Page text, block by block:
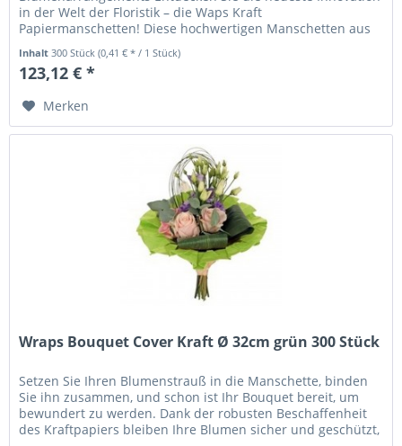
in der Welt der Floristik – die Waps Kraft
Papiermanschetten! Diese hochwertigen Manschetten aus
Inhalt 300 Stück(0,41 € * / 1 Stück)
123,12 € *
Merken
Wraps Bouquet Cover Kraft Ø 32cm grün 300 Stück
Setzen Sie Ihren Blumenstrauß in die Manschette, binden
Sie ihn zusammen, und schon ist Ihr Bouquet bereit, um
bewundert zu werden. Dank der robusten Beschaffenheit
des Kraftpapiers bleiben Ihre Blumen sicher und geschützt,